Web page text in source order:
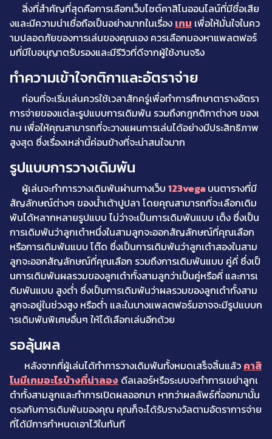
สิ่งที่สำคัญที่สุดคือการเลือกเว็บไซต์คาสิโนออนไลน์ที่มีชื่อเสีย
งและมีความน่าเชื่อถือเป็นอย่างมากในเรื่อง เกม เพื่อให้มั่นใจในคว
ามปลอดภัยของการเล่นของคุณเอง ควรเลือกมองหาแพลตฟอร์
มที่มีใบอนุญาตรับรองและมีรีวิวที่ดีจากผู้ใช้งานจริง
ทำความเข้าใจกติกาและอัตราจ่าย
ก่อนที่จะเริ่มเล่นควรใช้เวลาสักครู่เพื่อทำการศึกษาตารางอัตรา
การจ่ายของแต่ละรูปแบบการเดิมพัน รวมถึงกฎกติกาต่างๆ ของเ
กม เพื่อให้คุณสามารถที่จะวางแผนการเล่นได้อย่างมีประสิทธิภาพ
สูงสุด ซึ่งเรื่องเหล่านี้ค่อนข้างที่จะน่าสนใจมาก
รูปแบบการวางเดิมพัน
ผู้เล่นจะทำการวางเดิมพันผ่านทางเว็บ 123vega บนตารางที่มี
สัญลักษณ์ต่างๆ ของน้ำเต้าปูปลา โดยคุณสามารถที่จะเลือกเดิม
พันได้หลากหลายรูปแบบ ไม่ว่าจะเป็นการเดิมพันแบบ เต็ง ซึ่งเป็น
การเดิมพันว่าลูกเต๋าหนึ่งในสามลูกจะออกสัญลักษณ์ที่คุณเลือก
หรือการเดิมพันแบบ โต๊ด ซึ่งเป็นการเดิมพันว่าลูกเต๋าสองในสาม
ลูกจะออกสัญลักษณ์ที่คุณเลือก รวมถึงการเดิมพันแบบ คู่คี่ ซึ่งเป็
นการเดิมพันผลรวมของลูกเต๋าทั้งสามลูกว่าเป็นคู่หรือคี่ และการเ
ดิมพันแบบ สูงต่ำ ซึ่งเป็นการเดิมพันว่าผลรวมของลูกเต๋าทั้งสาม
ลูกจะอยู่ในช่วงสูง หรือต่ำ และในบางแพลตฟอร์มอาจจะมีรูปแบบก
ารเดิมพันพิเศษอื่นๆ ให้ได้เลือกเล่นอีกด้วย
รอลุ้นผล
หลังจากที่ผู้เล่นได้ทำการวางเดิมพันทั้งหมดเสร็จสิ้นแล้ว คาสิ
โนมีเกมอะไรบ้างที่น่าลอง ดีลเลอร์หรือระบบจะทำการเขย่าลูกเ
ต๋าทั้งสามลูกและทำการเปิดผลออกมา หากว่าผลลัพธ์ที่ออกมานั้น
ตรงกับการเดิมพันของคุณ คุณก็จะได้รับรางวัลตามอัตราการจ่าย
ที่ได้มีการกำหนดเอาไว้ในทันที